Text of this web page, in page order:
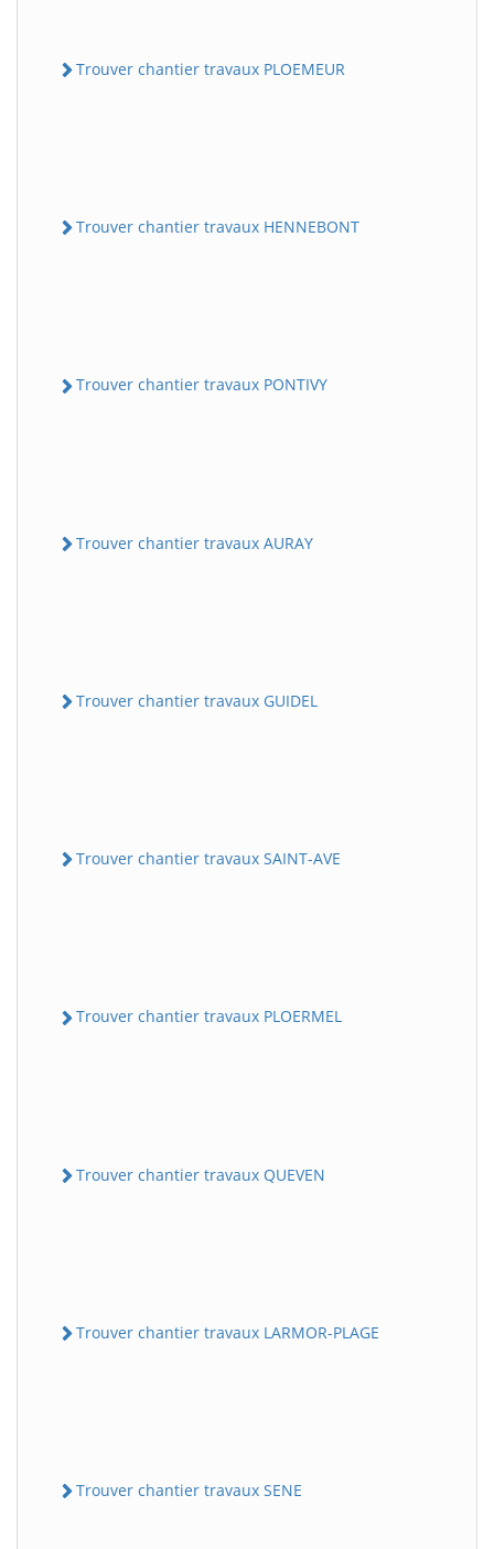
Trouver chantier travaux PLOEMEUR
Trouver chantier travaux HENNEBONT
Trouver chantier travaux PONTIVY
Trouver chantier travaux AURAY
Trouver chantier travaux GUIDEL
Trouver chantier travaux SAINT-AVE
Trouver chantier travaux PLOERMEL
Trouver chantier travaux QUEVEN
Trouver chantier travaux LARMOR-PLAGE
Trouver chantier travaux SENE